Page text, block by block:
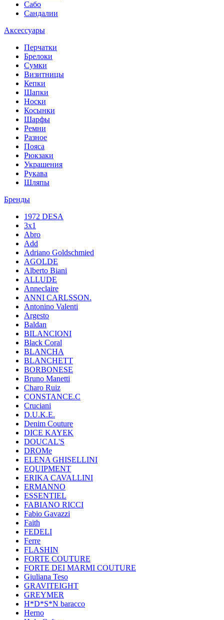
Сабо
Сандалии
Аксессуары
Перчатки
Брелоки
Сумки
Визитницы
Кепки
Шапки
Носки
Косынки
Шарфы
Ремни
Разное
Пояса
Рюкзаки
Украшения
Рукава
Шляпы
Бренды
1972 DESA
3x1
Abro
Add
Adriano Goldschmied
AGOLDE
Alberto Biani
ALLUDE
Anneclaire
ANNI CARLSSON.
Antonino Valenti
Argesto
Baldan
BILANCIONI
Black Coral
BLANCHA
BLANCHETT
BORBONESE
Bruno Manetti
Charo Ruiz
CONSTANCE.C
Cruciani
D.U.K.E.
Denim Couture
DICE KAYEK
DOUCAL'S
DROMe
ELENA GHISELLINI
EQUIPMENT
ERIKA CAVALLINI
ERMANNO
ESSENTIEL
FABIANO RICCI
Fabio Gavazzi
Faith
FEDELI
Ferre
FLASHIN
FORTE COUTURE
FORTE DEI MARMI COUTURE
Giuliana Teso
GRAVITEIGHT
GREYMER
H*D*S*N baracco
Herno